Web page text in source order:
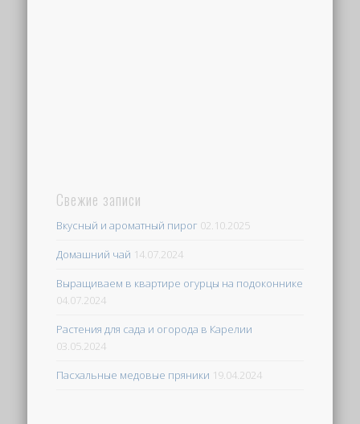
Свежие записи
Вкусный и ароматный пирог 02.10.2025
Домашний чай 14.07.2024
Выращиваем в квартире огурцы на подоконнике
04.07.2024
Растения для сада и огорода в Карелии
03.05.2024
Пасхальные медовые пряники 19.04.2024